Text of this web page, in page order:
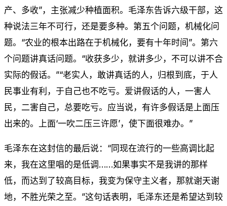
产、多收”，主张减少种植面积。毛泽东告诉六级干部，这
种说法三年不可行，还是要多种。第五个问题，机械化问
题。“农业的根本出路在于机械化，要有十年时间”。第六
个问题讲真话问题。“收获多少，就讲多少，不可以讲不合
实际的假话。”“老实人，敢讲真话的人，归根到底，于人
民事业有利，于自己也不吃亏。爱讲假话的人，一害人
民，二害自己，总要吃亏。应当说，有许多假话是上面压
出来的。上面‘一吹二压三许愿’，使下面很难办。”
毛泽东在这封信的最后说：“同现在流行的一些高调比起
来，我在这里唱的是低调……如果事实不是我讲的那样
低，而达到了较高目标，我变为保守主义者，那就谢天谢
地，不胜光荣之至。”这句话表明，毛泽东还是希望达到较